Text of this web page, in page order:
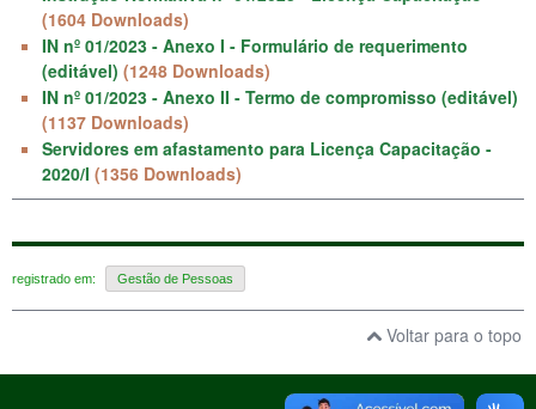
(1604 Downloads)
IN nº 01/2023 - Anexo I - Formulário de requerimento
(editável) (1248 Downloads)
IN nº 01/2023 - Anexo II - Termo de compromisso (editável)
(1137 Downloads)
Servidores em afastamento para Licença Capacitação -
2020/I (1356 Downloads)
registrado em: Gestão de Pessoas
Voltar para o topo